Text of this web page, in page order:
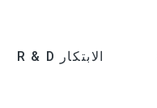
R & D الابتكار